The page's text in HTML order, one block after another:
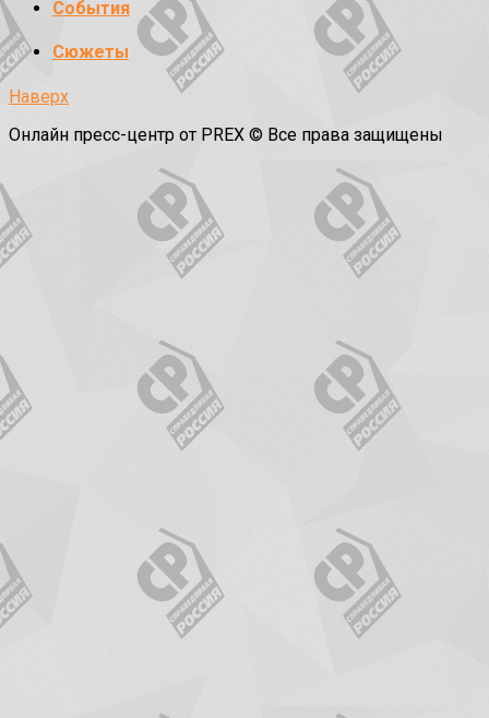
События
Сюжеты
Наверх
Онлайн пресс-центр от PREX © Все права защищены